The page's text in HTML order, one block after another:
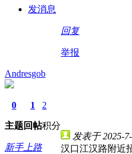
发消息
回复
举报
Andresgob
0
主题
1
回帖
2
积分
新手上路
发表于 2025-
汉口江汉路附近